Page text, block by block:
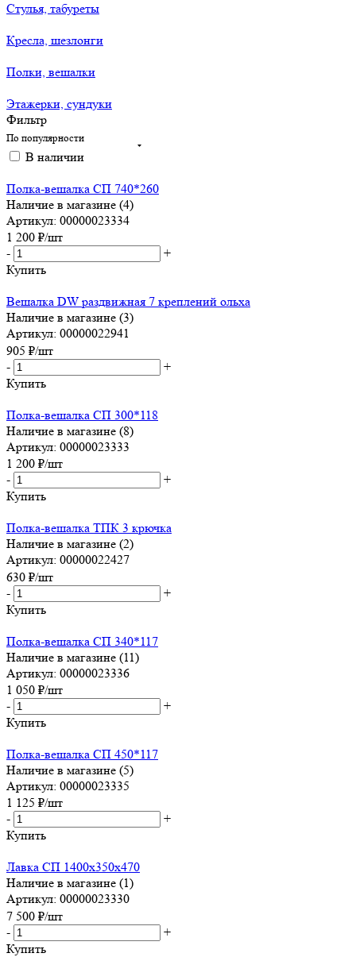
Стулья, табуреты
Кресла, шезлонги
Полки, вешалки
Этажерки, сундуки
Фильтр
По популярности
В наличии
Полка-вешалка СП 740*260
Наличие в магазине (4)
Артикул: 00000023334
1 200 ₽/шт
-
+
Купить
Вешалка DW раздвижная 7 креплений ольха
Наличие в магазине (3)
Артикул: 00000022941
905 ₽/шт
-
+
Купить
Полка-вешалка СП 300*118
Наличие в магазине (8)
Артикул: 00000023333
1 200 ₽/шт
-
+
Купить
Полка-вешалка ТПК 3 крючка
Наличие в магазине (2)
Артикул: 00000022427
630 ₽/шт
-
+
Купить
Полка-вешалка СП 340*117
Наличие в магазине (11)
Артикул: 00000023336
1 050 ₽/шт
-
+
Купить
Полка-вешалка СП 450*117
Наличие в магазине (5)
Артикул: 00000023335
1 125 ₽/шт
-
+
Купить
Лавка СП 1400х350х470
Наличие в магазине (1)
Артикул: 00000023330
7 500 ₽/шт
-
+
Купить